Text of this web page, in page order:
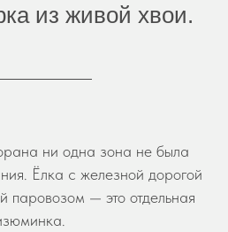
из живой хвои.
ни одна зона не была
Ёлка с железной дорогой
паровозом — это отдельная